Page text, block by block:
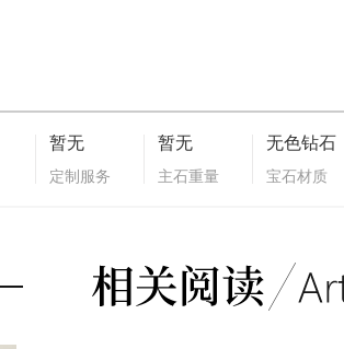
暂无
定制服务
暂无
主石重量
无色钻石
宝石材质